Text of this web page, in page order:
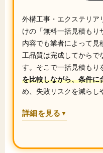
外構工事・エクステリア
けの「無料一括見積もり
内容でも業者によって見
工品質は完成してからで
す。そこで一括見積もり
を比較しながら、条件に
め、失敗リスクを減らし
詳細を見る ▼